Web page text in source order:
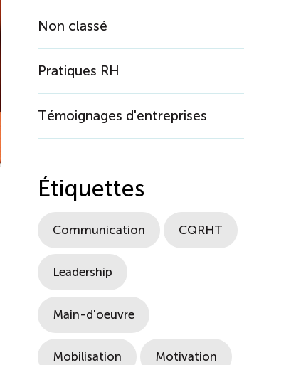
Non classé
Pratiques RH
Témoignages d'entreprises
Étiquettes
Communication CQRHT
Leadership
Main-d'oeuvre
Mobilisation Motivation